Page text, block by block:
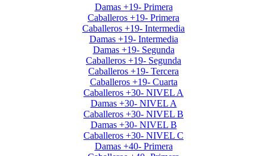
Damas +19- Primera
Caballeros +19- Primera
Caballeros +19- Intermedia
Damas +19- Intermedia
Damas +19- Segunda
Caballeros +19- Segunda
Caballeros +19- Tercera
Caballeros +19- Cuarta
Caballeros +30- NIVEL A
Damas +30- NIVEL A
Caballeros +30- NIVEL B
Damas +30- NIVEL B
Caballeros +30- NIVEL C
Damas +40- Primera